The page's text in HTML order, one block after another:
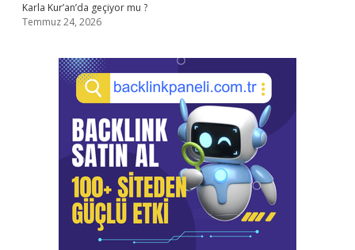
Karla Kur’an’da geçiyor mu ?
Temmuz 24, 2026